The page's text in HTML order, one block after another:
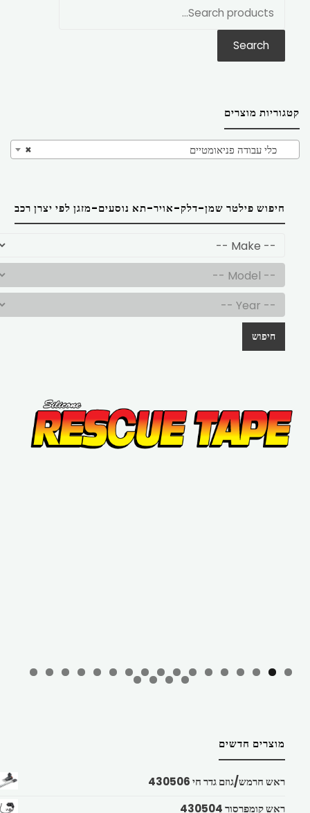
Search
קטגוריות מוצרים
× כלי עבודה פניאומטיים
חיפוש פילטר שמן-דלק-אויר-תא נוסעים-מזגן לפי יצרן רכב
חיפוש
מוצרים חדשים
ראש חרמש/גוזם גדר חי 430506
ראש קומפרסור 430504